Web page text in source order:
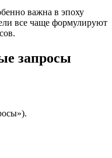
важна в эпоху
все чаще формулируют
запросы